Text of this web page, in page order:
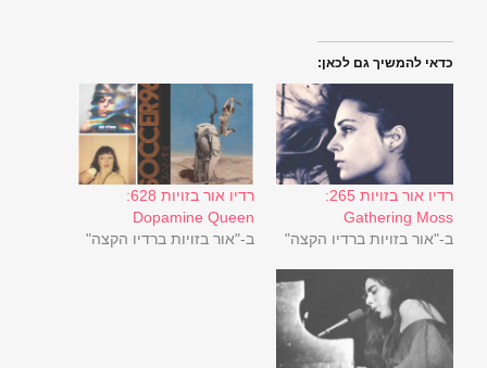
כדאי להמשיך גם לכאן:
רדיו אור בזויות 265:
Gathering Moss
ב-"אור בזויות ברדיו הקצה"
רדיו אור בזויות 628:
Dopamine Queen
ב-"אור בזויות ברדיו הקצה"